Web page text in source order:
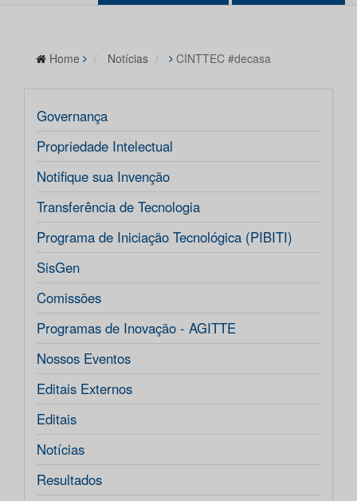
Home Notícias CINTTEC #decasa
Governança
Propriedade Intelectual
Notifique sua Invenção
Transferência de Tecnologia
Programa de Iniciação Tecnológica (PIBITI)
SisGen
Comissões
Programas de Inovação - AGITTE
Nossos Eventos
Editais Externos
Editais
Notícias
Resultados